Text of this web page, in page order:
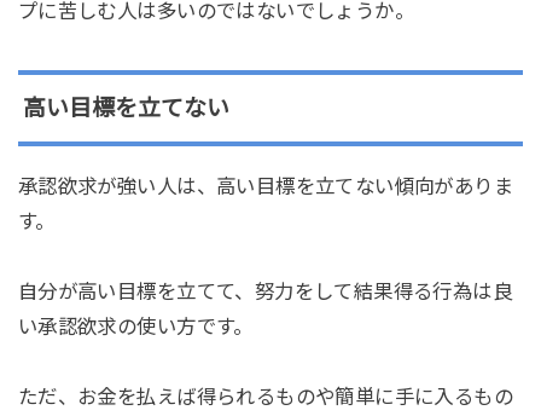
プに苦しむ人は多いのではないでしょうか。
高い目標を立てない
承認欲求が強い人は、高い目標を立てない傾向がありま
す。
自分が高い目標を立てて、努力をして結果得る行為は良
い承認欲求の使い方です。
ただ、お金を払えば得られるものや簡単に手に入るもの